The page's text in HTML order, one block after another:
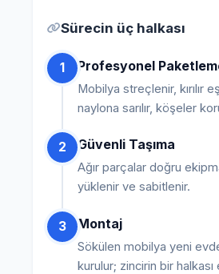
Sürecin üç halkası
1 Profesyonel
Mobilya streçlenir, kırılır
naylona sarılır, köşeler
2 Güvenli Taşıma
Ağır parçalar doğru
yüklenir ve sabitlenir.
3 Montaj
Sökülen mobilya yeni
kurulur; zincirin bir halkası